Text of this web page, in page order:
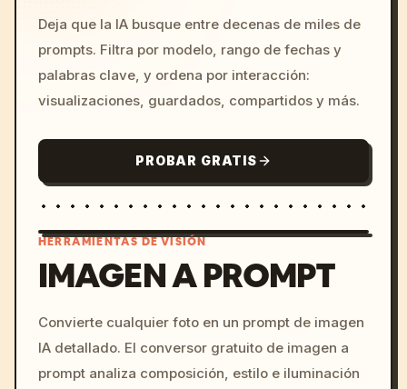
Deja que la IA busque entre decenas de miles de
prompts. Filtra por modelo, rango de fechas y
palabras clave, y ordena por interacción:
visualizaciones, guardados, compartidos y más.
PROBAR GRATIS
c, cyberpunk sunset, neon
colors, 8k --v 6.0
HERRAMIENTAS DE VISIÓN
IMAGEN A PROMPT
Convierte cualquier foto en un prompt de imagen
IA detallado. El conversor gratuito de imagen a
prompt analiza composición, estilo e iluminación